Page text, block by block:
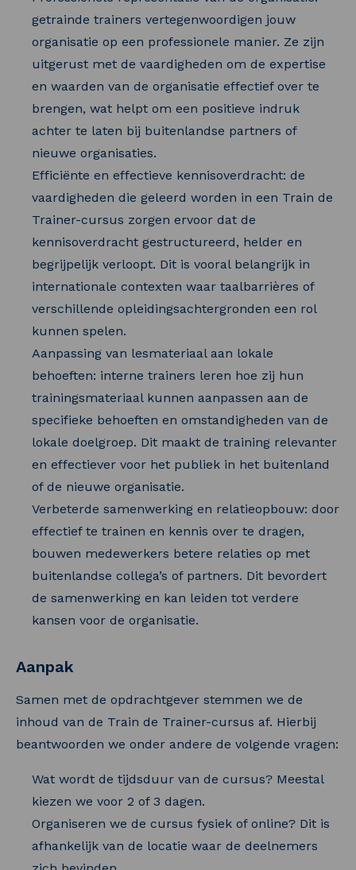
getrainde trainers vertegenwoordigen jouw
organisatie op een professionele manier. Ze zijn
uitgerust met de vaardigheden om de expertise
en waarden van de organisatie effectief over te
brengen, wat helpt om een positieve indruk
achter te laten bij buitenlandse partners of
nieuwe organisaties.
Efficiënte en effectieve kennisoverdracht: de
vaardigheden die geleerd worden in een Train de
Trainer-cursus zorgen ervoor dat de
kennisoverdracht gestructureerd, helder en
begrijpelijk verloopt. Dit is vooral belangrijk in
internationale contexten waar taalbarrières of
verschillende opleidingsachtergronden een rol
kunnen spelen.
Aanpassing van lesmateriaal aan lokale
behoeften: interne trainers leren hoe zij hun
trainingsmateriaal kunnen aanpassen aan de
specifieke behoeften en omstandigheden van de
lokale doelgroep. Dit maakt de training relevanter
en effectiever voor het publiek in het buitenland
of de nieuwe organisatie.
Verbeterde samenwerking en relatieopbouw: door
effectief te trainen en kennis over te dragen,
bouwen medewerkers betere relaties op met
buitenlandse collega’s of partners. Dit bevordert
de samenwerking en kan leiden tot verdere
kansen voor de organisatie.
Aanpak
Samen met de opdrachtgever stemmen we de
inhoud van de Train de Trainer-cursus af. Hierbij
beantwoorden we onder andere de volgende vragen:
Wat wordt de tijdsduur van de cursus? Meestal
kiezen we voor 2 of 3 dagen.
Organiseren we de cursus fysiek of online? Dit is
afhankelijk van de locatie waar de deelnemers